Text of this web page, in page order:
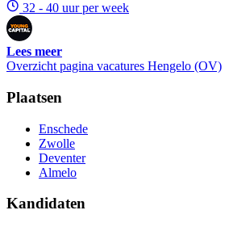
32 - 40 uur per week
Lees meer
Overzicht pagina vacatures Hengelo (OV)
Plaatsen
Enschede
Zwolle
Deventer
Almelo
Kandidaten